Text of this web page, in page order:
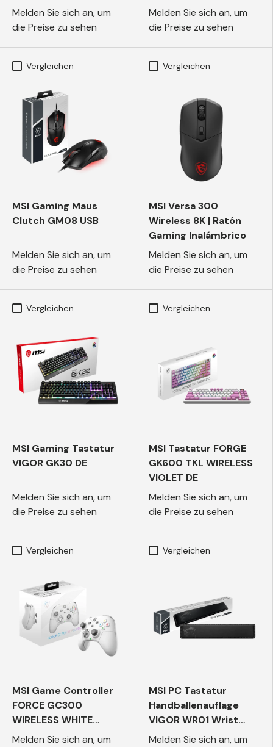
Ratón
Melden Sie sich an, um
die Preise zu sehen
COMBO DE
Melden Sie sich an, um
die Preise zu sehen
Vergleichen
MSI Gaming Maus
Clutch GM08 USB
Melden Sie sich an, um
die Preise zu sehen
Vergleichen
MSI Versa 300
Wireless 8K | Ratón
Gaming Inalámbrico
Melden Sie sich an, um
die Preise zu sehen
Vergleichen
MSI Gaming Tastatur
VIGOR GK30 DE
Melden Sie sich an, um
die Preise zu sehen
Vergleichen
MSI Tastatur FORGE
GK600 TKL WIRELESS
VIOLET DE
Melden Sie sich an, um
die Preise zu sehen
Vergleichen
MSI Game Controller
FORCE GC300
WIRELESS WHITE
(CGS)
Melden Sie sich an, um
Vergleichen
MSI PC Tastatur
Handballenauflage
VIGOR WR01 Wrist
Rest
Melden Sie sich an, um